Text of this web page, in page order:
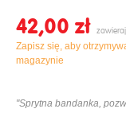
42,00 ‎zł
Zapisz się, aby
magazynie
"Sprytna bandanka,